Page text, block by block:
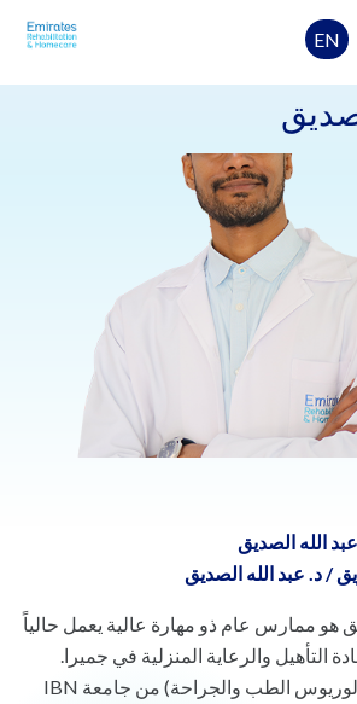
EN
الله الصديق
/د. عبد الله الصديق
هو ممارس عام ذو مهارة عالية يعمل حالياً
التأهيل والرعاية المنزلية في جميرا.
حصل على شهادة (بكالوريوس الطب والجراحة) من جامعة IBN